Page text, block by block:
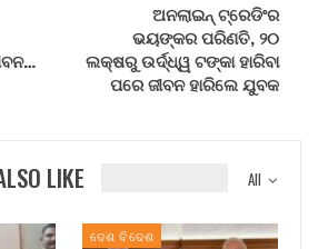
ଅନଲାଇନ୍ ଟ୍ରେଡିଂର
ଭୟଙ୍କର ପରିଣତି, ୨୦
ଲକ୍ଷରୁ ଉର୍ଦ୍ଧ୍ୱ ଟଙ୍କା ହାରିବା
ପରେ ଜୀବନ ହାରିଲେ ଯୁବକ
All
LIKE
ଦେଶ ବିଦେଶ